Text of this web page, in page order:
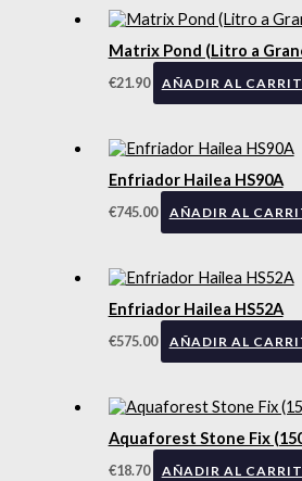
Matrix Pond (Litro a
€21.90 AÑADIR AL
Enfriador Hailea HS90A
€745.00 AÑADIR AL
Enfriador Hailea HS52A
€575.00 AÑADIR AL
Aquaforest Stone Fix
€18.70 AÑADIR AL